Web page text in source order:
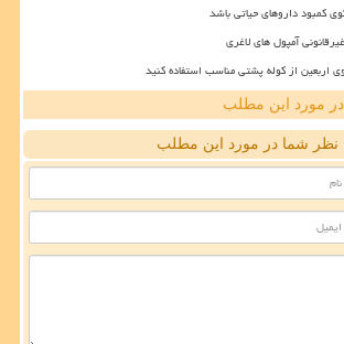
کمبود داروهای حیاتی باشد
آمپول های لاغری
اربعین از کوله پشتی مناسب استفاده کنید
در مورد این مطلب
نظر شما در مورد این مطلب